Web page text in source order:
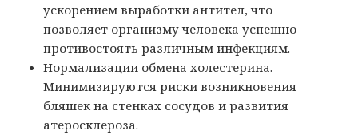
ускорением выработки антител, что
позволяет организму человека успешно
противостоять различным инфекциям.
Нормализации обмена холестерина.
Минимизируются риски возникновения
бляшек на стенках сосудов и развития
атеросклероза.